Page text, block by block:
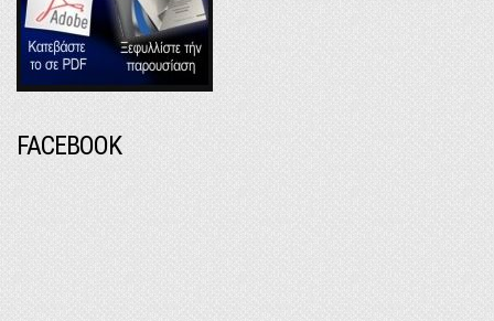
FACEBOOK